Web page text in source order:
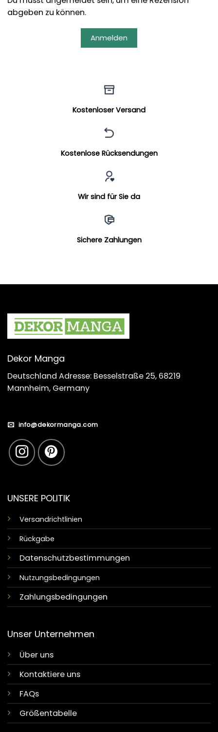
abgeben zu können.
Anmelden
Kostenloser Versand
Kostenlose Rücksendungen
Wir sind für Sie da
Sichere Zahlungen
Dekor Manga
Deutschland Adresse: Besselstraße 25, 68219
Mannheim, Germany
info@dekormanga.com
UNSERE POLITIK
Versandrichtlinien
Rückgabe
Datenschutzbestimmungen
Nutzungsbedingungen
Zahlungsbedingungen
Unser Unternehmen
Über uns
Kontaktiere uns
FAQs
Größentabelle